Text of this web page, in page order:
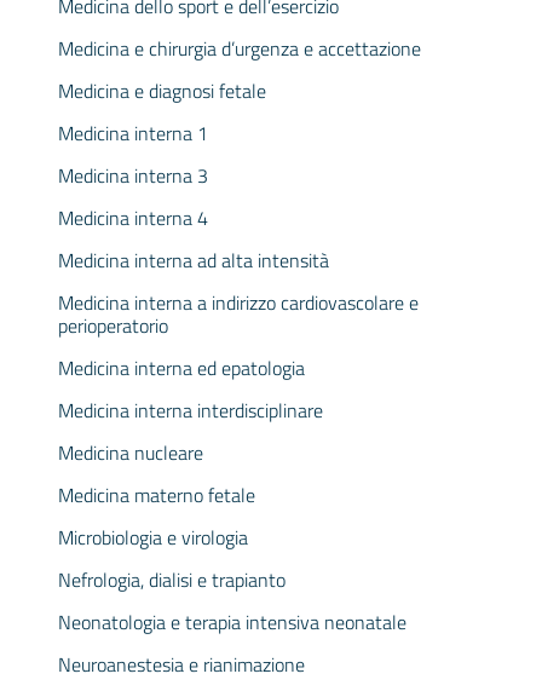
Medicina dello sport e dell’esercizio
Medicina e chirurgia d’urgenza e accettazione
Medicina e diagnosi fetale
Medicina interna 1
Medicina interna 3
Medicina interna 4
Medicina interna ad alta intensità
Medicina interna a indirizzo cardiovascolare e
perioperatorio
Medicina interna ed epatologia
Medicina interna interdisciplinare
Medicina nucleare
Medicina materno fetale
Microbiologia e virologia
Nefrologia, dialisi e trapianto
Neonatologia e terapia intensiva neonatale
Neuroanestesia e rianimazione